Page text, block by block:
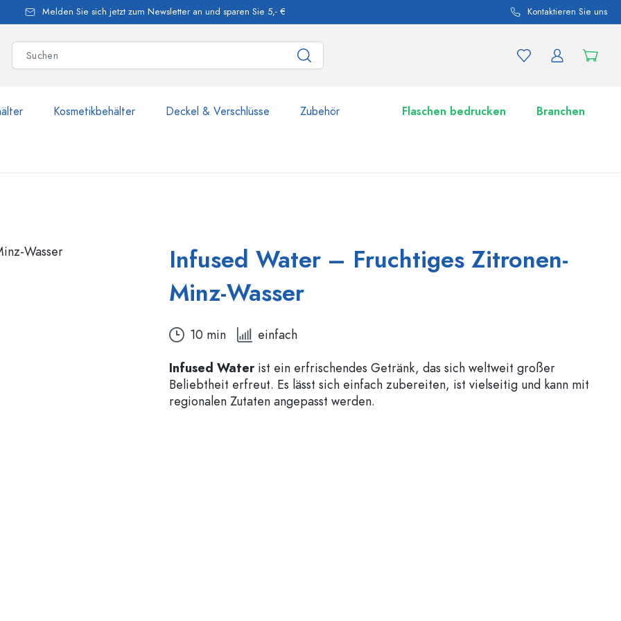
Melden Sie sich jetzt zum Newsletter an und sparen Sie 5,- € Kontaktieren Sie uns
Kosmetikbehälter Deckel & Verschlüsse Zubehör Flaschen bedrucken Branchen
Estal-Flaschen
1000 ml Flaschen
Airless Dispenser
Infused Water – Fruchtiges Zitronen-
Minz-Wasser
10 min
einfach
Infused Waterist ein erfrischendes Getränk, das sich weltweit großer
Beliebtheit erfreut. Es lässt sich einfach zubereiten, ist vielseitig und kann mit
regionalen Zutaten angepasst werden.